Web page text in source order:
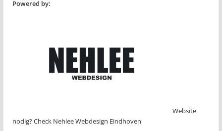
Powered by:
Website
nodig? Check Nehlee Webdesign Eindhoven